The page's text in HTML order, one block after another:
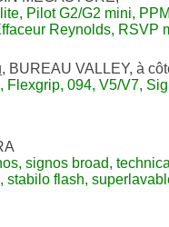
Pilot G2/G2 mini,
Reynolds, RSVP
, BUREAU VALLEY, à
Flexgrip, 094, V5/V7,
signos broad,
stabilo flash,